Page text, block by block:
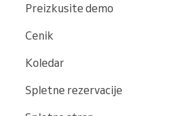
Preizkusite demo
Cenik
Koledar
Spletne rezervacije